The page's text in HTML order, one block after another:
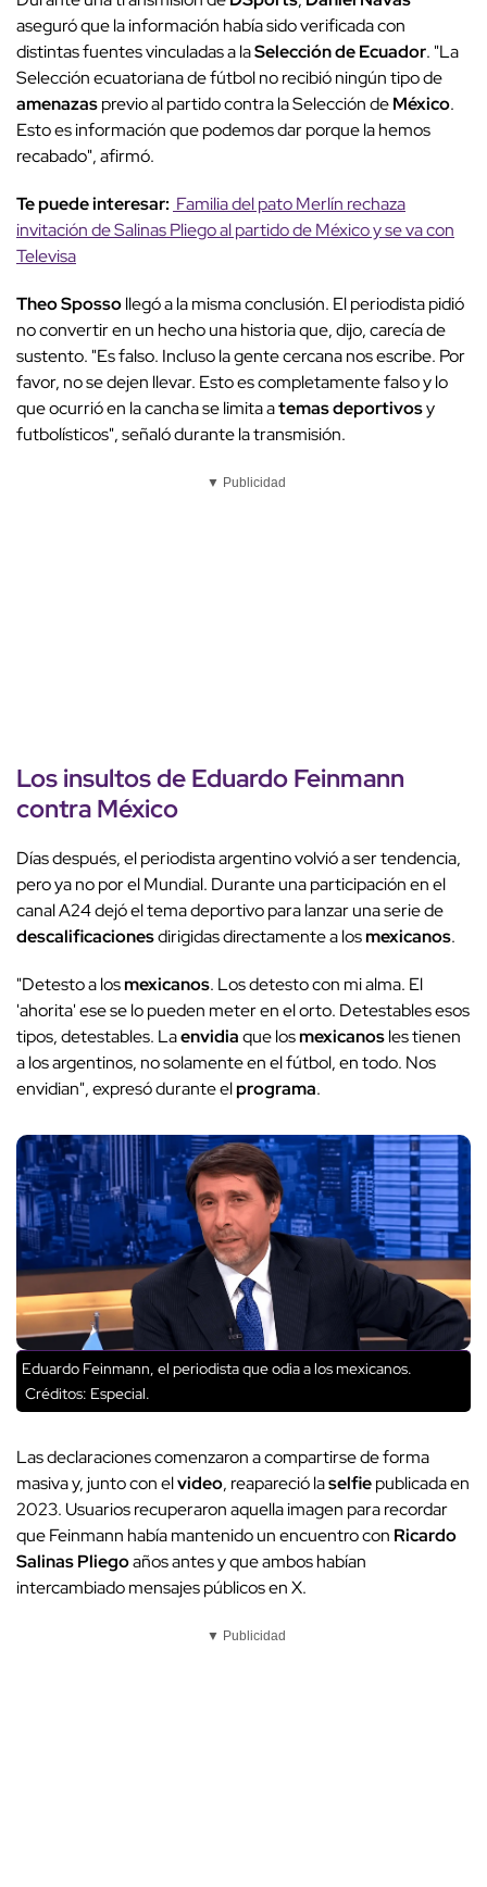
aseguró que la información había sido verificada con
distintas fuentes vinculadas a laSelección de Ecuador. "La
Selección ecuatoriana de fútbol no recibió ningún tipo de
amenazasprevio al partido contra la Selección deMéxico.
Esto es información que podemos dar porque la hemos
recabado", afirmó.
Te puede interesar: Familia del pato Merlín rechaza
invitación de Salinas Pliego al partido de México y se va con
Televisa
Theo Spossollegó a la misma conclusión. El periodista pidió
no convertir en un hecho una historia que, dijo, carecía de
sustento. "Es falso. Incluso la gente cercana nos escribe. Por
favor, no se dejen llevar. Esto es completamente falso y lo
que ocurrió en la cancha se limita atemas deportivosy
futbolísticos", señaló durante la transmisión.
▼ Publicidad
Los insultos deEduardo Feinmann
contraMéxico
Días después, el periodista argentino volvió a ser tendencia,
pero ya no por el Mundial. Durante una participación en el
canal A24 dejó el tema deportivo para lanzar una serie de
descalificacionesdirigidas directamente a losmexicanos.
"Detesto a losmexicanos. Los detesto con mi alma. El
'ahorita' ese se lo pueden meter en el orto. Detestables esos
tipos, detestables. Laenvidiaque losmexicanosles tienen
a los argentinos, no solamente en el fútbol, en todo. Nos
envidian", expresó durante elprograma.
Eduardo Feinmann, el periodista que odia a los mexicanos.
Créditos: Especial.
Las declaraciones comenzaron a compartirse de forma
masiva y, junto con elvideo, reapareció laselfiepublicada en
2023. Usuarios recuperaron aquella imagen para recordar
que Feinmann había mantenido un encuentro con Ricardo
Salinas Pliegoaños antes y que ambos habían
intercambiado mensajes públicos en X.
▼ Publicidad